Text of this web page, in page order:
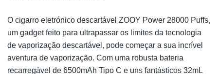
O cigarro eletrónico descartável ZOOY Power 28000 Puffs,
um gadget feito para ultrapassar os limites da tecnologia
de vaporização descartável, pode começar a sua incrível
aventura de vaporização. Com uma robusta bateria
recarregável de 6500mAh Tipo C e uns fantásticos 32mL